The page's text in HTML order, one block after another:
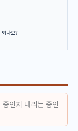
되나요?
인지 내리는 중인